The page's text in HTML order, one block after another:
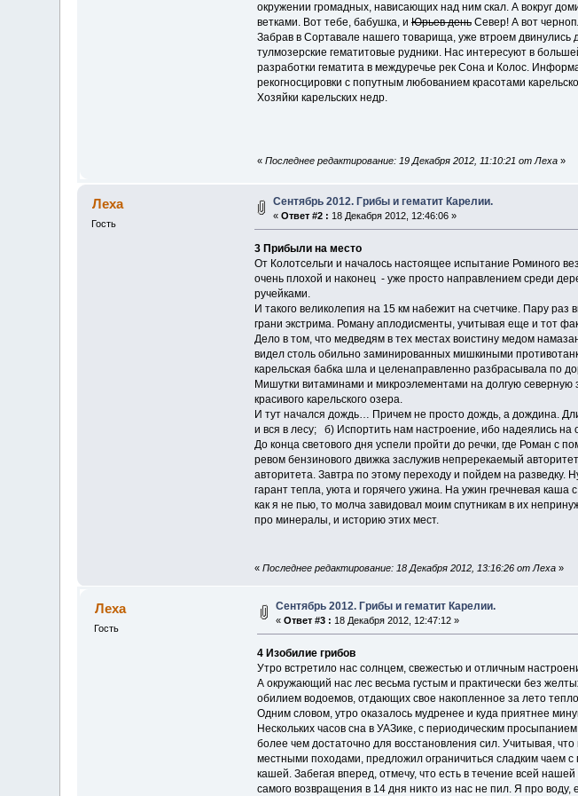
окружении громадных, нависающих над ним скал. А вокруг
ветками. Вот тебе, бабушка, иЮрьев деньСевер! А вот
Забрав в Сортавале нашего товарища, уже втроем
тулмозерские гематитовые рудники. Нас интересуют в
разработки гематита в междуречье рек Сона и Колос.
рекогносцировки с попутным любованием красотами
Хозяйки карельских недр.
« Последнее редактирование: 19 Декабря 2012, 11:10:21 от Леха»
Леха
Гость
Сентябрь 2012. Грибы и гематит Карелии.
«Ответ #2 : 18 Декабря 2012, 12:46:06 »
3 Прибыли на место
От Колотсельги и началось настоящее испытание Роминого
очень плохой и наконец - уже просто направлением среди
ручейками.
И такого великолепия на 15 км набежит на счетчике. Пару
грани экстрима. Роману аплодисменты, учитывая еще и тот
Дело в том, что медведям в тех местах воистину медом
видел столь обильно заминированных мишкиными
карельская бабка шла и целенаправленно разбрасывала по
Мишутки витаминами и микроэлементами на долгую северную
красивого карельского озера.
И тут начался дождь… Причем не просто дождь, а дождина.
и вся в лесу; б) Испортить нам настроение, ибо надеялись на
До конца светового дня успели пройти до речки, где Роман
ревом бензинового движка заслужив непререкаемый
авторитета. Завтра по этому переходу и пойдем на разведку.
гарант тепла, уюта и горячего ужина. На ужин гречневая
как я не пью, то молча завидовал моим спутникам в их
про минералы, и историю этих мест.
« Последнее редактирование: 18 Декабря 2012, 13:16:26 от Леха»
Леха
Гость
Сентябрь 2012. Грибы и гематит Карелии.
«Ответ #3 : 18 Декабря 2012, 12:47:12 »
4 Изобилие грибов
Утро встретило нас солнцем, свежестью и отличным
А окружающий нас лес весьма густым и практически без
обилием водоемов, отдающих свое накопленное за лето
Одним словом, утро оказалось мудренее и куда приятнее
Нескольких часов сна в УАЗике, с периодическим
более чем достаточно для восстановления сил. Учитывая,
местными походами, предложил ограничиться сладким чаем
кашей. Забегая вперед, отмечу, что есть в течение всей
самого возвращения в 14 дня никто из нас не пил. Я про